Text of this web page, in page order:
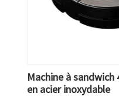
Machine à
en acier inoxydable